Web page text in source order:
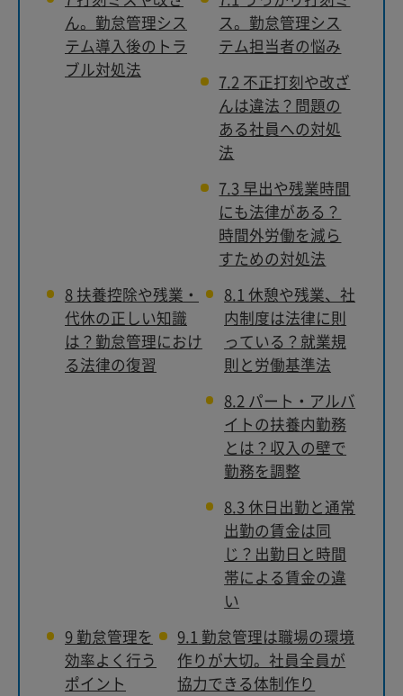
ん。勤怠管理シス
テム導入後のトラ
ブル対処法
ス。勤怠管理シス
テム担当者の悩み
7.2 不正打刻や改ざ
んは違法？問題の
ある社員への対処
法
7.3 早出や残業時間
にも法律がある？
時間外労働を減ら
すための対処法
8 扶養控除や残業・
代休の正しい知識
は？勤怠管理におけ
る法律の復習
8.1 休憩や残業、社
内制度は法律に則
っている？就業規
則と労働基準法
8.2 パート・アルバ
イトの扶養内勤務
とは？収入の壁で
勤務を調整
8.3休日出勤と通常
出勤の賃金は同
じ？出勤日と時間
帯による賃金の違
い
9 勤怠管理を
効率よく行う
ポイント
9.1 勤怠管理は職場の環境
作りが大切。社員全員が
協力できる体制作り